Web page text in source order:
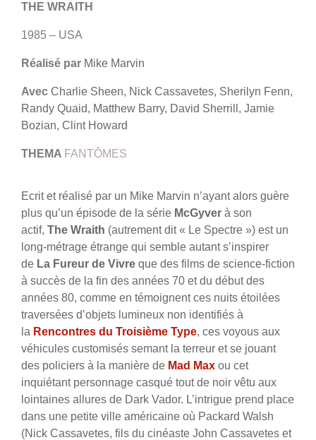
THE WRAITH
1985 – USA
Réalisé par Mike Marvin
Avec Charlie Sheen, Nick Cassavetes, Sherilyn Fenn,
Randy Quaid, Matthew Barry, David Sherrill, Jamie
Bozian, Clint Howard
THEMA FANTÔMES
Ecrit et réalisé par un Mike Marvin n’ayant alors guère
plus qu’un épisode de la série McGyver à son
actif, The Wraith (autrement dit « Le Spectre ») est un
long-métrage étrange qui semble autant s’inspirer
de La Fureur de Vivre que des films de science-fiction
à succès de la fin des années 70 et du début des
années 80, comme en témoignent ces nuits étoilées
traversées d’objets lumineux non identifiés à
la Rencontres du Troisième Type, ces voyous aux
véhicules customisés semant la terreur et se jouant
des policiers à la manière de Mad Max ou cet
inquiétant personnage casqué tout de noir vêtu aux
lointaines allures de Dark Vador. L’intrigue prend place
dans une petite ville américaine où Packard Walsh
(Nick Cassavetes, fils du cinéaste John Cassavetes et